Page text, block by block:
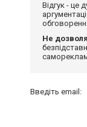
Відгук - це
Не
Введіть email: